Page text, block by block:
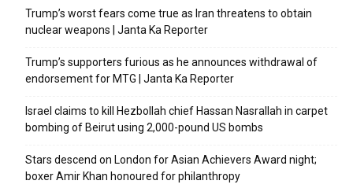
Trump’s worst fears come true as Iran threatens to obtain
nuclear weapons | Janta Ka Reporter
Trump’s supporters furious as he announces withdrawal of
endorsement for MTG | Janta Ka Reporter
Israel claims to kill Hezbollah chief Hassan Nasrallah in carpet
bombing of Beirut using 2,000-pound US bombs
Stars descend on London for Asian Achievers Award night;
boxer Amir Khan honoured for philanthropy